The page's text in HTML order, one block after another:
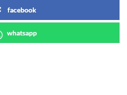
facebook
whatsapp